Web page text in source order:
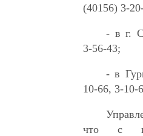
(40156) 3-
- в г.
3-56-43;
- в
10-66, 3-10-
что с